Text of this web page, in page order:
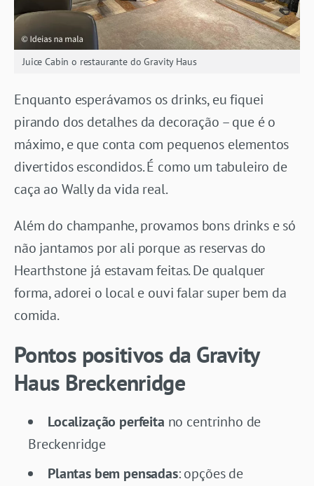
Juice Cabin o restaurante do Gravity Haus
Enquanto esperávamos os drinks, eu fiquei
pirando dos detalhes da decoração – que é o
máximo, e que conta com pequenos elementos
divertidos escondidos. É como um tabuleiro de
caça ao Wally da vida real.
Além do champanhe, provamos bons drinks e só
não jantamos por ali porque as reservas do
Hearthstone já estavam feitas. De qualquer
forma, adorei o local e ouvi falar super bem da
comida.
Pontos positivos da Gravity
Haus Breckenridge
Localização perfeita no centrinho de
Breckenridge
Plantas bem pensadas: opções de